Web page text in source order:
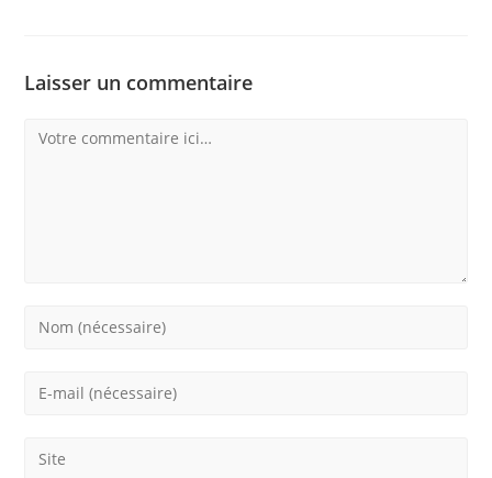
Laisser un commentaire
Comment
Enter
Enter
address
Saisir